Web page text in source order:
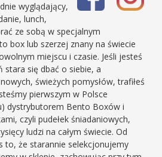
wyglądający,
lunch,
ze sobą w specjalnym
box lub szerzej znany na świecie
miejscu i czasie. Jeśli jesteś
się dbać o siebie, a
świeżych pomysłów, trafiłeś
pierwszym w Polsce
dystrybutorem Bento Boxów i
czyli pudełek śniadaniowych,
ludzi na całym świecie. Od
to, że starannie selekcjonujemy